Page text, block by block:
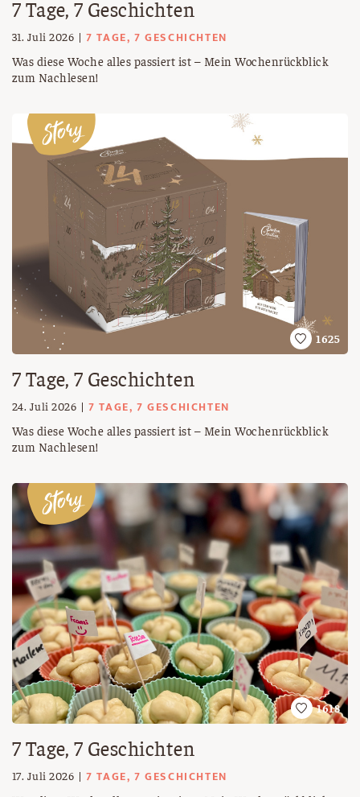
7 Tage, 7 Geschichten
31. Juli 2026 7 TAGE, 7 GESCHICHTEN
Was diese Woche alles passiert ist – Mein Wochenrückblick
zum Nachlesen!
1625
7 Tage, 7 Geschichten
24. Juli 2026 7 TAGE, 7 GESCHICHTEN
Was diese Woche alles passiert ist – Mein Wochenrückblick
zum Nachlesen!
1618
7 Tage, 7 Geschichten
17. Juli 2026 7 TAGE, 7 GESCHICHTEN